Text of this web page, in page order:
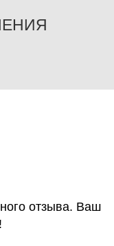
отзыва. Ваш